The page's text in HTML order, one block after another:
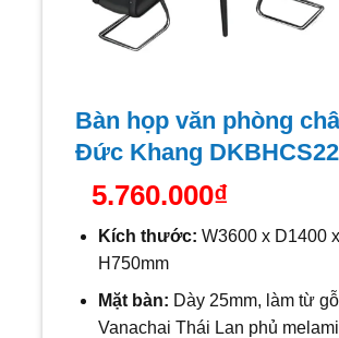
Bàn họp văn phòng
Đức Khang DKBHCS22
5.760.000₫
Kích thước: W3600 x D1400 x
H750mm
Mặt bàn: Dày 25mm, làm từ
Vanachai Thái Lan phủ